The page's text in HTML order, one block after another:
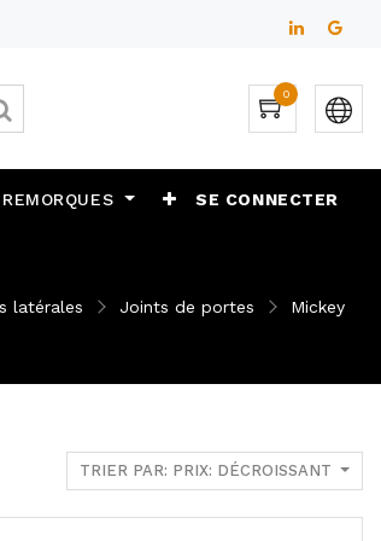
0
SE CONNECTER
latérales Joints de portes Mickey
TRIER PAR: PRIX: DÉCROISSANT